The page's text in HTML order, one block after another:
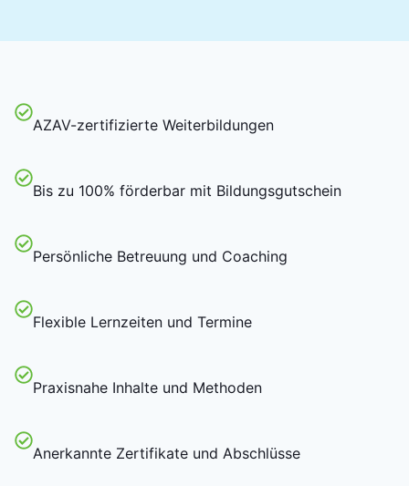
AZAV-zertifizierte Weiterbildungen
Bis zu 100% förderbar mit Bildungsgutschein
Persönliche Betreuung und Coaching
Flexible Lernzeiten und Termine
Praxisnahe Inhalte und Methoden
Anerkannte Zertifikate und Abschlüsse